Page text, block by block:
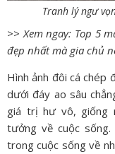
Tranh lý ngư
>> Xem ngay: Top 5
đẹp nhất mà gia chủ
Hình ảnh đôi cá chép
dưới đáy ao sâu
giá trị hư vô, giống
tưởng về cuộc
trong cuộc sống về